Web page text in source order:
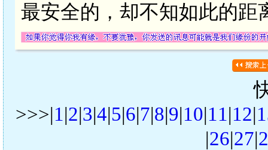
最安全的，却不知如此的距
>>>|1|2|3|4|5|6|7|8|9|10|11|12|
|26|27|